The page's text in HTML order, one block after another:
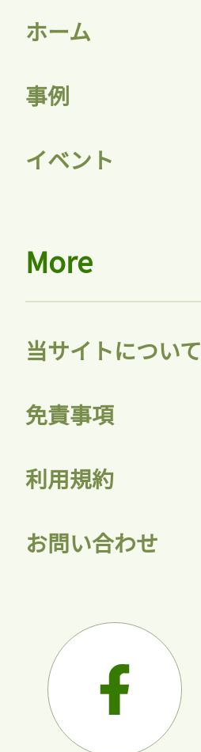
ホーム
事例
イベント
More
当サイトについて
免責事項
利用規約
お問い合わせ